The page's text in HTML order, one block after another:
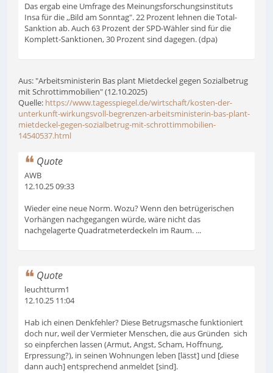
Das ergab eine Umfrage des Meinungsforschungsinstituts
Insa für die ,,Bild am Sonntag". 22 Prozent lehnen die Total-
Sanktion ab. Auch 63 Prozent der SPD-Wähler sind für die
Komplett-Sanktionen, 30 Prozent sind dagegen. (dpa)
Aus: "Arbeitsministerin Bas plant Mietdeckel gegen Sozialbetrug
mit Schrottimmobilien" (12.10.2025)
Quelle: https://www.tagesspiegel.de/wirtschaft/kosten-der-
unterkunft-wirkungsvoll-begrenzen-arbeitsministerin-bas-plant-
mietdeckel-gegen-sozialbetrug-mit-schrottimmobilien-
14540537.html
Quote
AWB
12.10.25 09:33
Wieder eine neue Norm. Wozu? Wenn den betrügerischen
Vorhängen nachgegangen würde, wäre nicht das
nachgelagerte Quadratmeterdeckeln im Raum. ...
Quote
leuchtturm1
12.10.25 11:04
Hab ich einen Denkfehler? Diese Betrugsmasche funktioniert
doch nur, weil der Vermieter Menschen, die aus Gründen sich
so einpferchen lassen (Armut, Angst, Scham, Hoffnung,
Erpressung?), in seinen Wohnungen leben [lässt] und [diese
dann auch] entsprechend anmeldet [sind].